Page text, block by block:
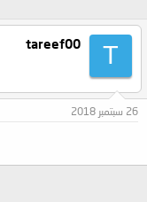
T
tareef00
26 سبتمبر 2018